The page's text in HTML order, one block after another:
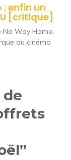
: enfin un
[critique]
Way Home,
au cinéma